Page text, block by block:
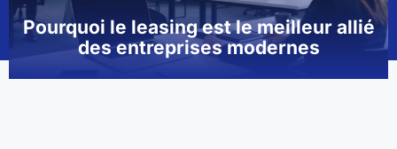
Pourquoi le leasing est le meilleur allié
des entreprises modernes